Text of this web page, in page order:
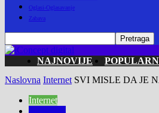
Oglasi-Oglasavanje
Zabava
NAJNOVIJE
Naslovna Internet SVI MISLE DA JE
Internet